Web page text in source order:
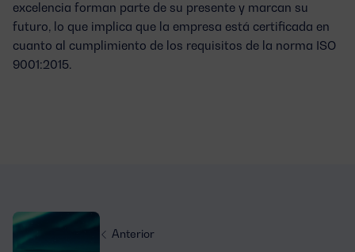
excelencia forman parte de su presente y marcan su
futuro, lo que implica que la empresa está certificada en
cuanto al cumplimiento de los requisitos de la norma ISO
9001:2015.
Anterior